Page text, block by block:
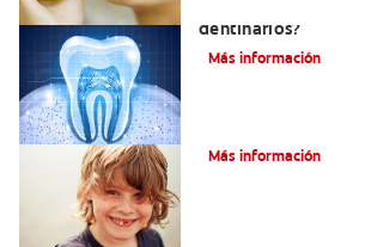
dentinarios?
Más información
Más información